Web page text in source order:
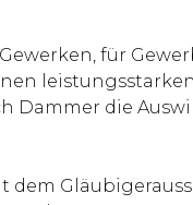
für
Dammer die